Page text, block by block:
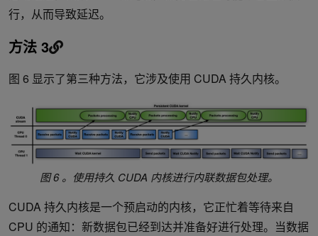
行，从而导致延迟。
方法 3
图 6 显示了第三种方法，它涉及使用 CUDA 持久内核。
图 6 。使用持久 CUDA 内核进行内联数据包处理。
CUDA 持久内核是一个预启动的内核，它正忙着等待来自
CPU 的通知：新数据包已经到达并准备好进行处理。当数据